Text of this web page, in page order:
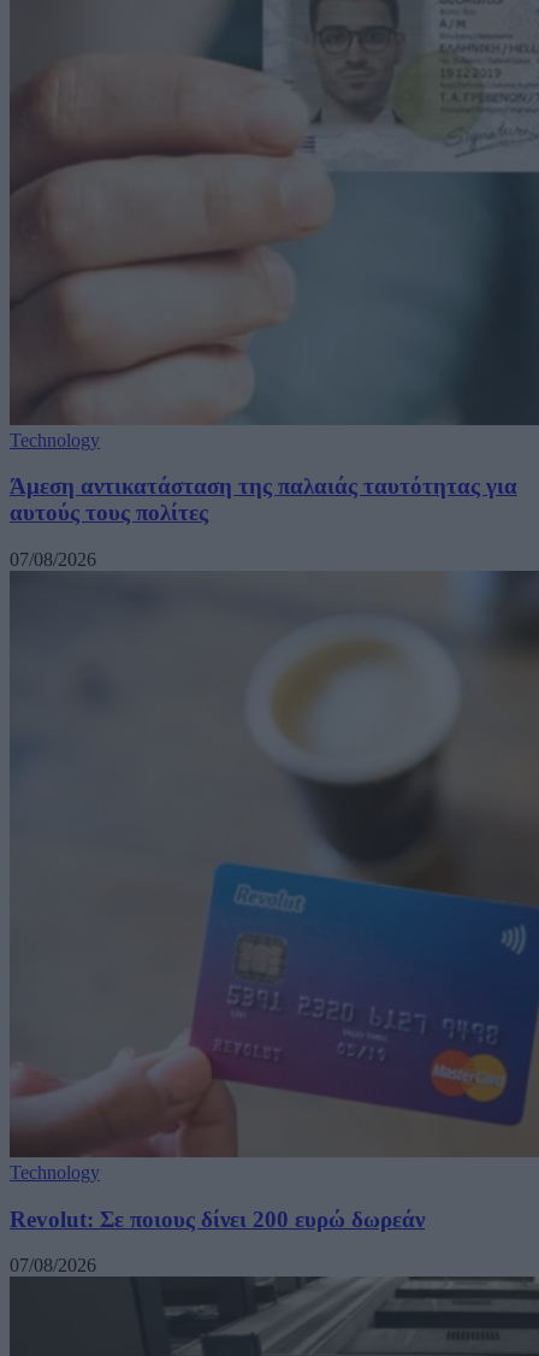
Technology
Άμεση αντικατάσταση της παλαιάς ταυτότητας για
αυτούς τους πολίτες
07/08/2026
Technology
Revolut: Σε ποιους δίνει 200 ευρώ δωρεάν
07/08/2026